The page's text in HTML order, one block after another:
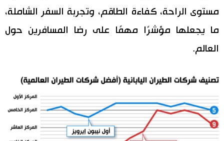
مستوى الراحة، كفاءة الطاقم، وتجربة السفر الشاملة،
ما يجعلها مؤشرًا مهمًا على رضا المسافرين حول
العالم.